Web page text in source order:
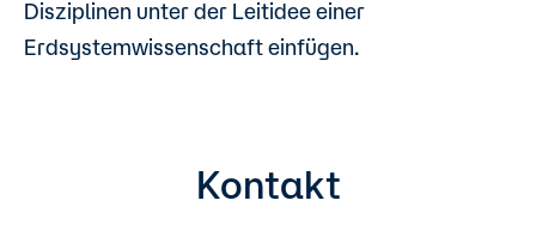
Disziplinen unter der Leitidee einer
Erdsystemwissenschaft einfügen.
Kontakt